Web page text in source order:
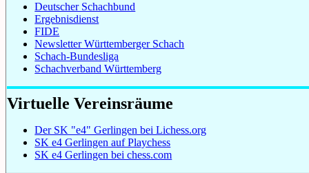
Deutscher Schachbund
Ergebnisdienst
FIDE
Newsletter Württemberger Schach
Schach-Bundesliga
Schachverband Württemberg
Virtuelle Vereinsräume
Der SK "e4" Gerlingen bei Lichess.org
SK e4 Gerlingen auf Playchess
SK e4 Gerlingen bei chess.com